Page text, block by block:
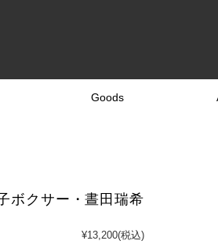
Goods
ボクサー・晝田瑞希
¥13,200(税込)